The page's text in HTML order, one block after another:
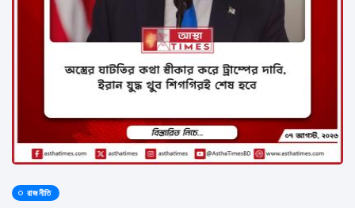
রাজনীতি